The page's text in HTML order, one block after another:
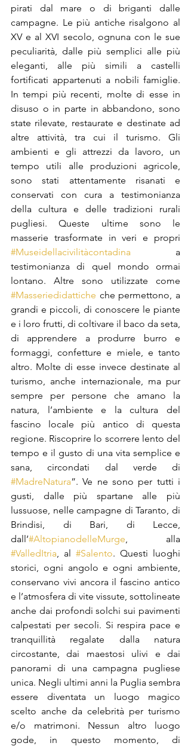
pirati dal mare o di briganti dalle
campagne. Le più antiche risalgono al
XV e al XVI secolo, ognuna con le sue
peculiarità, dalle più semplici alle più
eleganti, alle più simili a castelli
fortificati appartenuti a nobili famiglie.
In tempi più recenti, molte di esse in
disuso o in parte in abbandono, sono
state rilevate, restaurate e destinate ad
altre attività, tra cui il turismo. Gli
ambienti e gli attrezzi da lavoro, un
tempo utili alle produzioni agricole,
sono stati attentamente risanati e
conservati con cura a testimonianza
della cultura e delle tradizioni rurali
pugliesi. Queste ultime sono le
#Museidellacivilitàcontadina a
testimonianza di quel mondo ormai
#Masseriedidattiche che permettono, a
grandi e piccoli, di conoscere le piante
e i loro frutti, di coltivare il baco da seta,
di apprendere a produrre burro e
formaggi, confetture e miele, e tanto
altro. Molte di esse invece destinate al
turismo, anche internazionale, ma pur
sempre per persone che amano la
natura, l’ambiente e la cultura del
fascino locale più antico di questa
regione. Riscoprire lo scorrere lento del
tempo e il gusto di una vita semplice e
#MadreNatura”. Ve ne sono per tutti i
gusti, dalle più spartane alle più
lussuose, nelle campagne di Taranto, di
Brindisi, di Bari, di Lecce,
dall’#AltopianodelleMurge
#ValledItria , al #Salento. Questi luoghi
storici, ogni angolo e ogni ambiente,
conservano vivi ancora il fascino antico
e l’atmosfera di vite vissute, sottolineate
anche dai profondi solchi sui pavimenti
calpestati per secoli. Si respira pace e
tranquillità regalate dalla natura
circostante, dai maestosi ulivi e dai
panorami di una campagna pugliese
unica. Negli ultimi anni la Puglia sembra
essere diventata un luogo magico
scelto anche da celebrità per turismo
e/o matrimoni. Nessun altro luogo
gode, in questo momento, di